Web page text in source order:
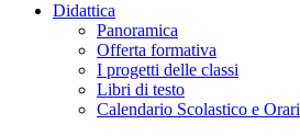
Didattica
Panoramica
Offerta formativa
I progetti delle classi
Libri di testo
Calendario Scolastico e Orari